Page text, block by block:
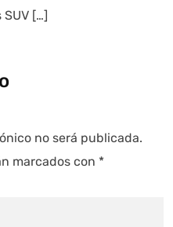
[…]
no será publicada.
marcados con *